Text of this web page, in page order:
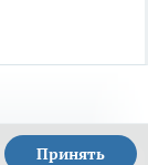
Принять